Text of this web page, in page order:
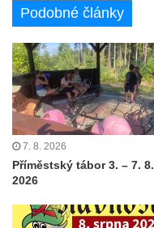
Podobné články
7. 8. 2026
Příměstský tábor 3. – 7. 8.
2026